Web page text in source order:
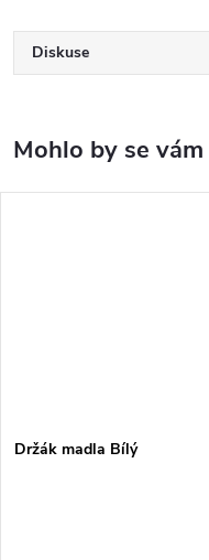
Diskuse
Držák madla Bílý